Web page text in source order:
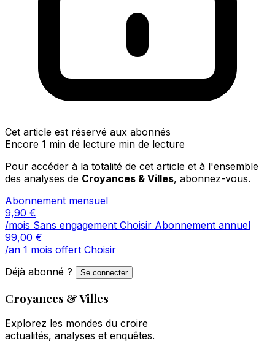
Cet article est réservé aux abonnés
Encore 1 min de lecture min de lecture
Pour accéder à la totalité de cet article et à l'ensemble
des analyses de Croyances & Villes, abonnez-vous.
Abonnement mensuel
9,90 €
/mois Sans engagement Choisir Abonnement annuel
99,00 €
/an 1 mois offert Choisir
Déjà abonné ?
Se connecter
Croyances & Villes
Explorez les mondes du croire
actualités, analyses et enquêtes.